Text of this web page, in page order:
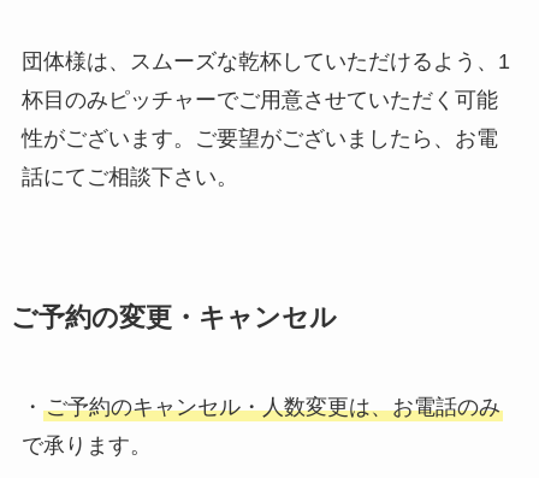
団体様は、スムーズな乾杯していただけるよう、1
杯目のみピッチャーでご用意させていただく可能
性がございます。ご要望がございましたら、お電
話にてご相談下さい。
ご予約の変更・キャンセル
・ ご予約のキャンセル・人数変更は、お電話のみ
で承ります。